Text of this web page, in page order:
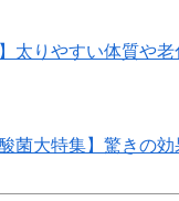
太りやすい体質や
菌大特集】驚きの効